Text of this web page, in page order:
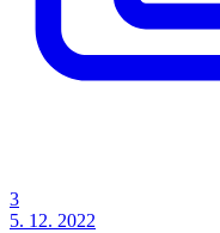
3
5. 12. 2022